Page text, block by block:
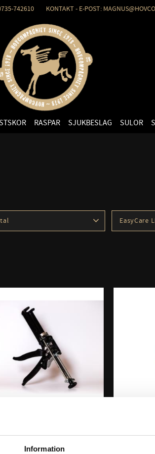
Information
742610 KONTAKT - E-POST:
RASPAR SJUKBESLAG SULOR
EasyCare
Akryl 150ml
EasyCare Dispenser Gun Akryl